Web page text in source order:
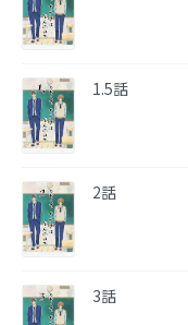
1.5話
2話
3話